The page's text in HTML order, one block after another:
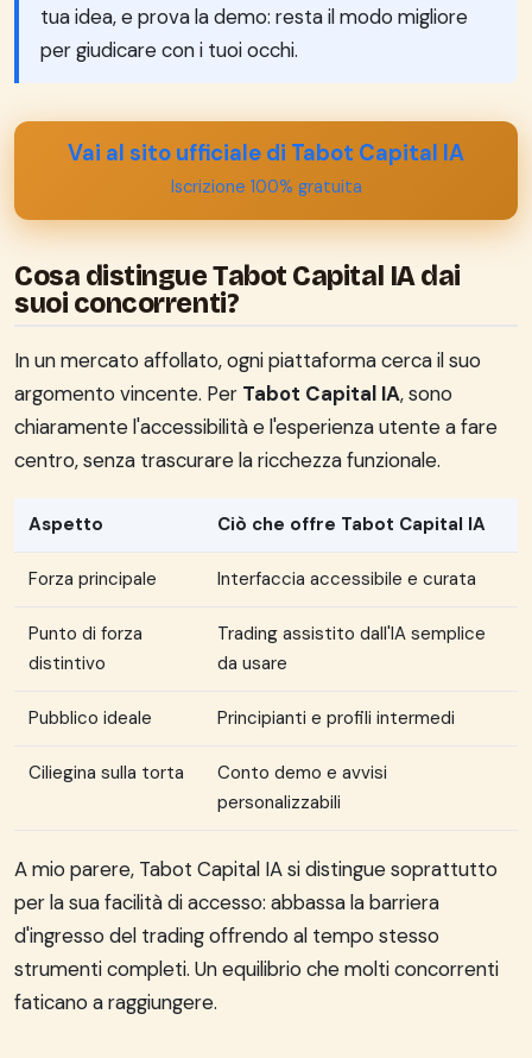
tua idea, e prova la demo: resta il modo migliore
per giudicare con i tuoi occhi.
Vai al sito ufficiale di Tabot Capital IA
Iscrizione 100% gratuita
Cosa distingue Tabot Capital IA dai
suoi concorrenti?
In un mercato affollato, ogni piattaforma cerca il suo
argomento vincente. Per Tabot Capital IA, sono
chiaramente l'accessibilità e l'esperienza utente a fare
centro, senza trascurare la ricchezza funzionale.
Aspetto Ciò che offre Tabot Capital IA
Forza principale Interfaccia accessibile e curata
Punto di forza
distintivo
Trading assistito dall'IA semplice
da usare
Pubblico ideale Principianti e profili intermedi
Ciliegina sulla torta
Conto demo e avvisi
personalizzabili
A mio parere, Tabot Capital IA si distingue soprattutto
per la sua facilità di accesso: abbassa la barriera
d'ingresso del trading offrendo al tempo stesso
strumenti completi. Un equilibrio che molti concorrenti
faticano a raggiungere.